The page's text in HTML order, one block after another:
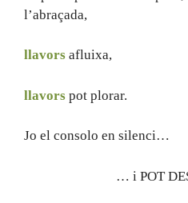
l’abraçada,
llavors afluixa,
llavors pot plorar.
Jo el consolo en silenci…
… i POT